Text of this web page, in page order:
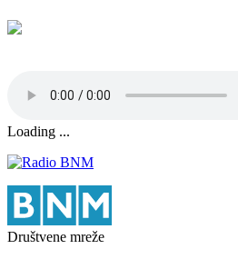
Loading ...
Društvene mreže